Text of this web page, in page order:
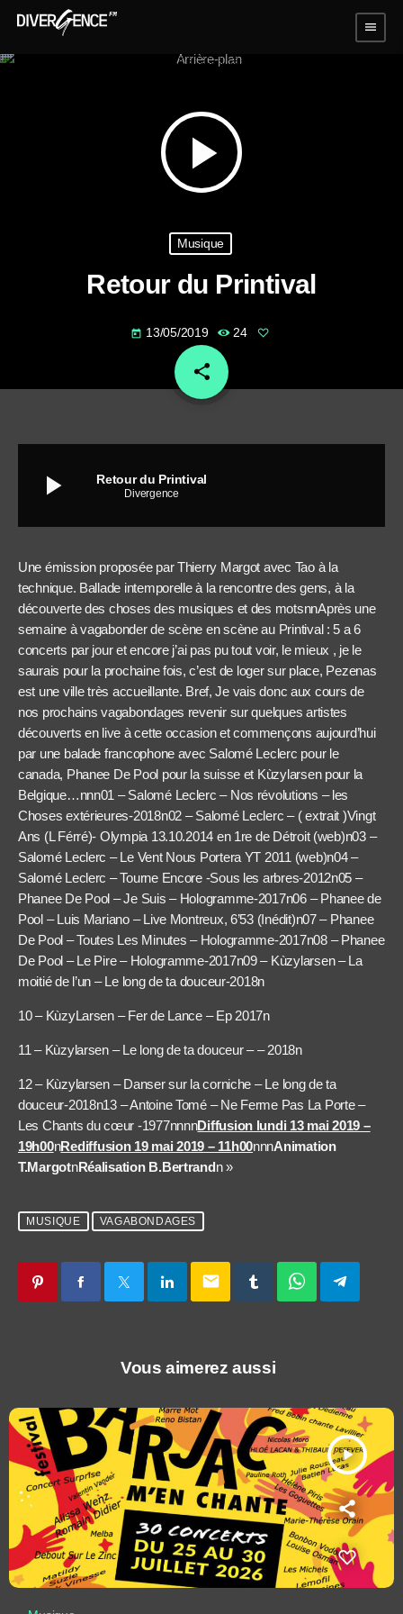
menu
play_arrow
Musique
Retour du Printival
today 13/05/2019 24
share
email
play_arrow Retour du Printival
Divergence
Une émission proposée par Thierry Margot avec Tao à la
technique. Ballade intemporelle à la rencontre des gens, à la
découverte des choses des musiques et des motsnnAprès une
semaine à vagabonder de scène en scène au Printival : 5 a 6
concerts par jour et encore j’ai pas pu tout voir, le mieux , je le
saurais pour la prochaine fois, c’est de loger sur place, Pezenas
est une ville très accueillante. Bref, Je vais donc aux cours de
nos prochains vagabondages revenir sur quelques artistes
découverts en live à cette occasion et commençons aujourd’hui
par une balade francophone avec Salomé Leclerc pour le
canada, Phanee De Pool pour la suisse et Kùzylarsen pour la
Belgique…nnn01 – Salomé Leclerc – Nos révolutions – les
Choses extérieures-2018n02 – Salomé Leclerc – ( extrait )Vingt
Ans (L Férré)- Olympia 13.10.2014 en 1re de Détroit (web)n03 –
Salomé Leclerc – Le Vent Nous Portera YT 2011 (web)n04 –
Salomé Leclerc – Tourne Encore -Sous les arbres-2012n05 –
Phanee De Pool – Je Suis – Hologramme-2017n06 – Phanee de
Pool – Luis Mariano – Live Montreux, 6’53 (Inédit)n07 – Phanee
De Pool – Toutes Les Minutes – Hologramme-2017n08 – Phanee
De Pool – Le Pire – Hologramme-2017n09 – Kùzylarsen – La
moitié de l’un – Le long de ta douceur-2018n
10 – KùzyLarsen – Fer de Lance – Ep 2017n
11 – Kùzylarsen – Le long de ta douceur – – 2018n
12 – Kùzylarsen – Danser sur la corniche – Le long de ta
douceur-2018n13 – Antoine Tomé – Ne Ferme Pas La Porte –
Les Chants du cœur -1977nnnnDiffusion lundi 13 mai 2019 –
19h00nRediffusion 19 mai 2019 – 11h00nnnAnimation
T.MargotnRéalisation B.Bertrandn »
MUSIQUE VAGABONDAGES
email
Vous aimerez aussi
play_arrow